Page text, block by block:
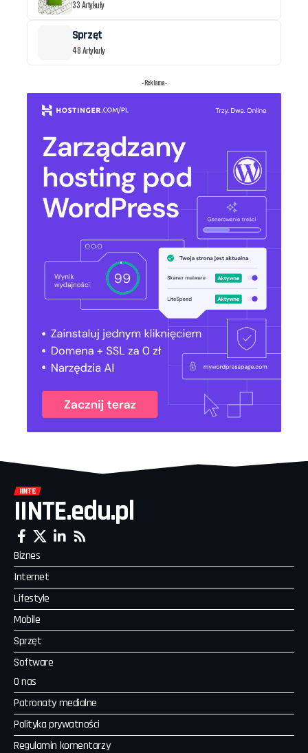
33 Artykuły
Sprzęt
48 Artykuły
- Reklama -
IINTE.edu.pl
Biznes
Internet
Lifestyle
Mobile
Sprzęt
Software
O nas
Patronaty medialne
Polityka prywatności
Regulamin komentarzy